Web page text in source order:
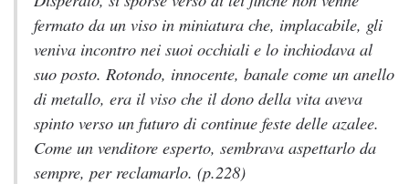
fermato da un viso in miniatura che, implacabile, gli
veniva incontro nei suoi occhiali e lo inchiodava al
suo posto. Rotondo, innocente, banale come un anello
di metallo, era il viso che il dono della vita aveva
spinto verso un futuro di continue feste delle azalee.
Come un venditore esperto, sembrava aspettarlo da
sempre, per reclamarlo. (p.228)